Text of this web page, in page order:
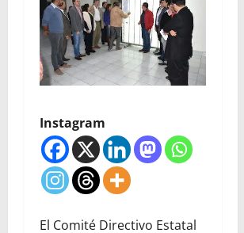
Instagram
El Comité Directivo Estatal